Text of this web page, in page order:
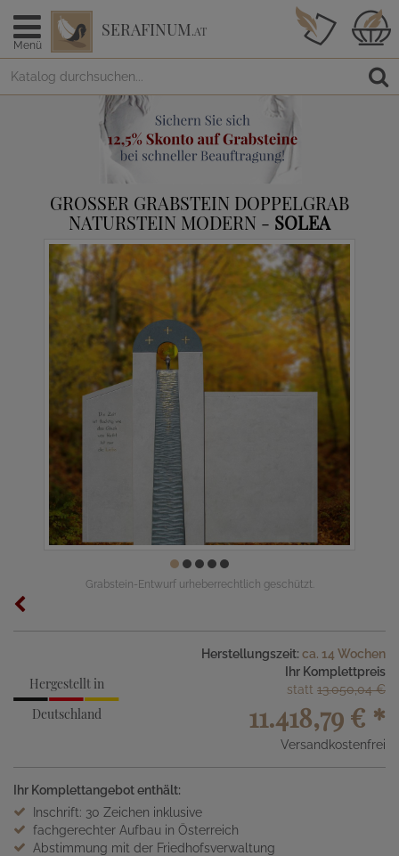
Menü
SERAFINUM.AT
GROSSER GRABSTEIN DOPPELGRAB N
ATURSTEIN MODERN - SOLEA
Grabstein-Entwurf urheberrechtlich geschützt.
Hergestellt in
Deutschland
Herstellungszeit: ca. 14 Wochen
Ihr Komplettpreis
statt 13.050,04 €
11.418,79 € *
Versandkostenfrei
Ihr Komplettangebot enthält:
Inschrift: 30 Zeichen inklusive
fachgerechter Aufbau in Österreich
Abstimmung mit der Friedhofsverwaltung